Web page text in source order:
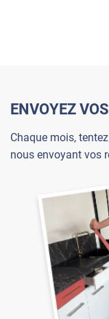
ENVOYEZ
Chaque mois,
nous envoyant vos